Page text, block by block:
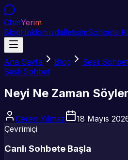
ChatYerim
BlogHakkımızdaİletişimSohbete
Ana Sayfa Blog
Sesli Sohbet
Sesli Sohbet
Neyi Ne Zaman
Ceren Yılmaz 18 Mayıs
Çevrimiçi
Canlı Sohbete Başla